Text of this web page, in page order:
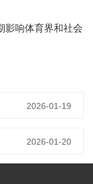
影响体育界和社会
2026-01-19
2026-01-20